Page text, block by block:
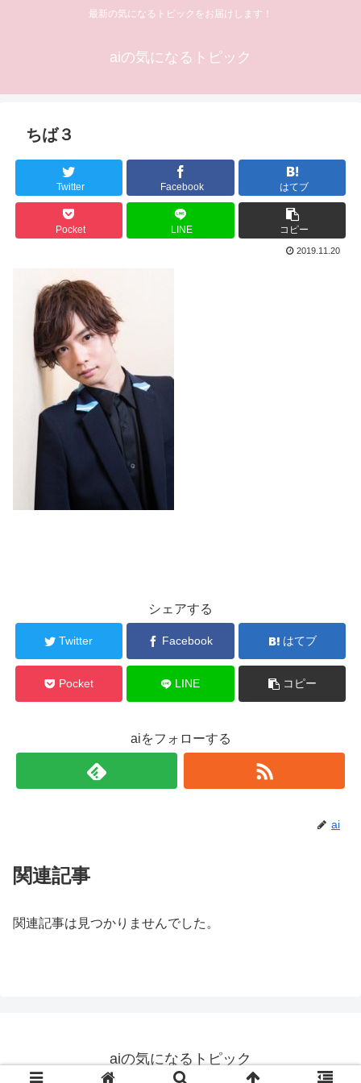
最新の気になるトピックをお届けします！
aiの気になるトピック
ちば３
Twitter Facebook はてブ
Pocket LINE コピー
2019.11.20
シェアする
Twitter Facebook はてブ
Pocket LINE コピー
aiをフォローする
ai
関連記事
関連記事は見つかりませんでした。
aiの気になるトピック